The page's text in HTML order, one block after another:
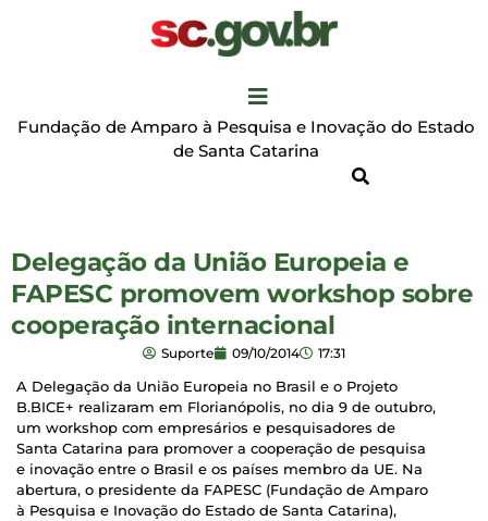
Fundação de Amparo à Pesquisa e Inovação do Estado
de Santa Catarina
Delegação da União Europeia e
FAPESC promovem workshop sobre
cooperação internacional
Suporte 09/10/2014 17:31
A Delegação da União Europeia no Brasil e o Projeto
B.BICE+ realizaram em Florianópolis, no dia 9 de outubro,
um workshop com empresários e pesquisadores de
Santa Catarina para promover a cooperação de pesquisa
e inovação entre o Brasil e os países membro da UE. Na
abertura, o presidente da FAPESC (Fundação de Amparo
à Pesquisa e Inovação do Estado de Santa Catarina),